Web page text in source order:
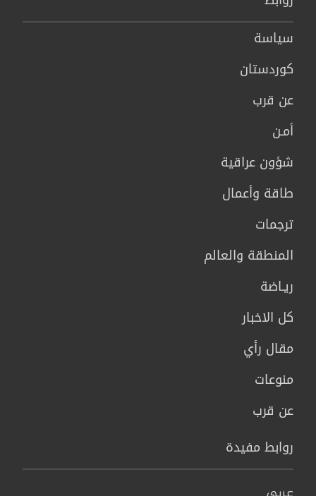
سیاسة
كوردستان
عن قرب
أمـن
شؤون عراقية
طاقة وأعمال
ترجمات
المنطقة والعالم
ريـاضة
كل الاخبار
مقال رأي
منوعات
عن قرب
روابط مفيدة